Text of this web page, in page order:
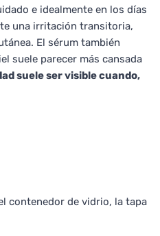
e idealmente en los días
una irritación transitoria,
El sérum también
suele parecer más cansada
suele ser visible cuando,
contenedor de vidrio, la tapa